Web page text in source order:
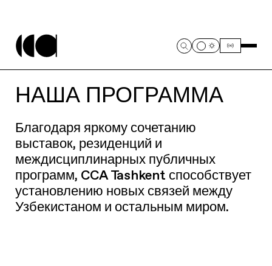
НАША ПРОГРАММА
Благодаря яркому сочетанию
выставок, резиденций и
междисциплинарных публичных
программ, CCA Tashkent способствует
установлению новых связей между
Узбекистаном и остальным миром.